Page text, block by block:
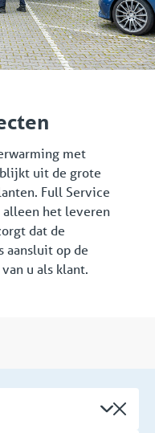
met
uit de grote
Full Service
alleen het leveren
dat de
aansluit op de
u als klant.